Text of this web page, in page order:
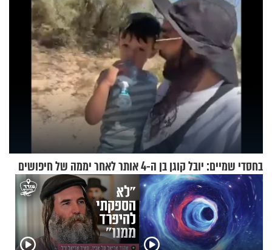
בחסדי שמיים: יובל קוגן בן ה-4 אותר לאחר יממה של חיפושים